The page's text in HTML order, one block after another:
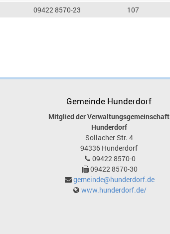
09422 8570-23 107
Gemeinde Hunderdorf
Mitglied der Verwaltungsgemeinschaft
Hunderdorf
Sollacher Str. 4
94336 Hunderdorf
09422 8570-0
09422 8570-30
gemeinde@hunderdorf.de
www.hunderdorf.de/